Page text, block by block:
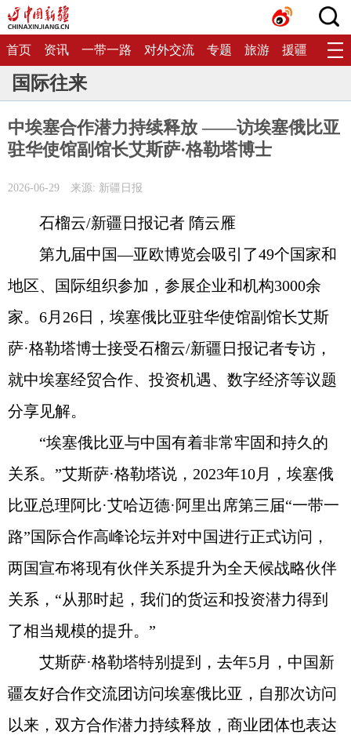
首页 资讯 一带一路 对外交流 专题 旅游 援疆 生态
国际往来
中埃塞合作潜力持续释放 ——访埃塞俄比亚
驻华使馆副馆长艾斯萨·格勒塔博士
2026-06-29 来源: 新疆日报
石榴云/新疆日报记者 隋云雁
第九届中国—亚欧博览会吸引了49个国家和
地区、国际组织参加，参展企业和机构3000余
家。6月26日，埃塞俄比亚驻华使馆副馆长艾斯
萨·格勒塔博士接受石榴云/新疆日报记者专访，
就中埃塞经贸合作、投资机遇、数字经济等议题
分享见解。
“埃塞俄比亚与中国有着非常牢固和持久的
关系。”艾斯萨·格勒塔说，2023年10月，埃塞俄
比亚总理阿比·艾哈迈德·阿里出席第三届“一带一
路”国际合作高峰论坛并对中国进行正式访问，
两国宣布将现有伙伴关系提升为全天候战略伙伴
关系，“从那时起，我们的货运和投资潜力得到
了相当规模的提升。”
艾斯萨·格勒塔特别提到，去年5月，中国新
疆友好合作交流团访问埃塞俄比亚，自那次访问
以来，双方合作潜力持续释放，商业团体也表达